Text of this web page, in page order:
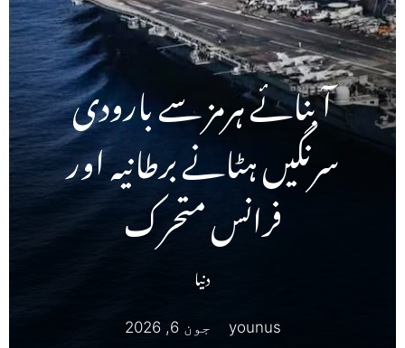
آبنائے ہرمز سے بارودی
سرنگیں ہٹانے برطانیہ اور
فرانس متحرک
دنیا
younus جون 6, 2026